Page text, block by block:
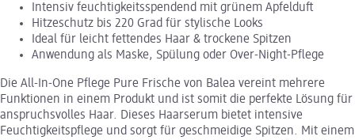
Intensiv feuchtigkeitsspendend mit grünem Apfelduft
Hitzeschutz bis 220 Grad für stylische Looks
Ideal für leicht fettendes Haar & trockene Spitzen
Anwendung als Maske, Spülung oder Over-Night-Pflege
Die All-In-One Pflege Pure Frische von Balea vereint mehrere
Funktionen in einem Produkt und ist somit die perfekte Lösung für
anspruchsvolles Haar. Dieses Haarserum bietet intensive
Feuchtigkeitspflege und sorgt für geschmeidige Spitzen. Mit einem